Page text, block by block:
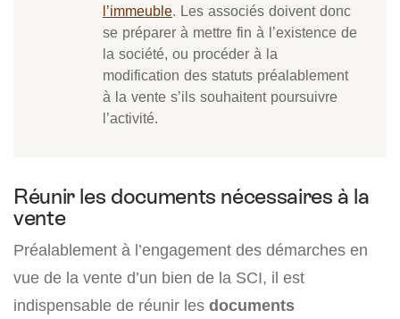
l’immeuble. Les associés doivent donc
se préparer à mettre fin à l’existence de
la société, ou procéder à la
modification des statuts préalablement
à la vente s’ils souhaitent poursuivre
l’activité.
Réunir les documents nécessaires à la
vente
Préalablement à l’engagement des démarches en
vue de la vente d’un bien de la SCI, il est
indispensable de réunir les documents